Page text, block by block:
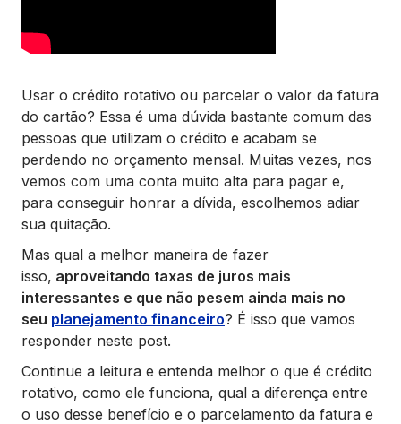
Usar o crédito rotativo ou parcelar o valor da fatura
do cartão? Essa é uma dúvida bastante comum das
pessoas que utilizam o crédito e acabam se
perdendo no orçamento mensal. Muitas vezes, nos
vemos com uma conta muito alta para pagar e,
para conseguir honrar a dívida, escolhemos adiar
sua quitação.
Mas qual a melhor maneira de fazer
isso, aproveitando taxas de juros mais
interessantes e que não pesem ainda mais no
seu planejamento financeiro? É isso que vamos
responder neste post.
Continue a leitura e entenda melhor o que é crédito
rotativo, como ele funciona, qual a diferença entre
o uso desse benefício e o parcelamento da fatura e